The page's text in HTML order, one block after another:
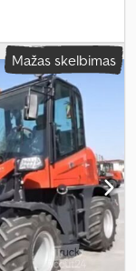
Mažas skelbimas